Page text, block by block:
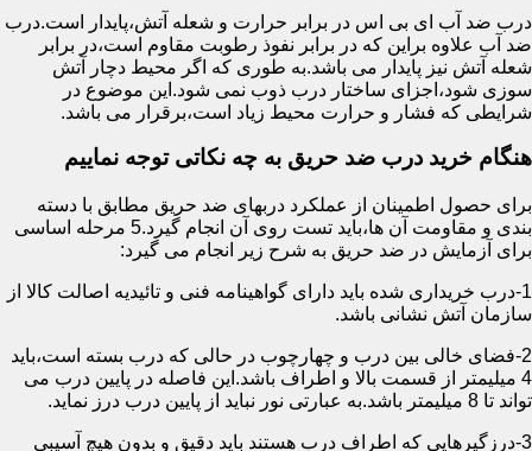
درب ضد آب ای بی اس در برابر حرارت و شعله آتش،پایدار است.درب
ضد آب علاوه براین که در برابر نفوذ رطوبت مقاوم است،در برابر
شعله آتش نیز پایدار می باشد.به طوری که اگر محیط دچار آتش
سوزی شود،اجزای ساختار درب ذوب نمی شود.این موضوع در
شرایطی که فشار و حرارت محیط زیاد است،برقرار می باشد.
هنگام خرید درب ضد حریق به چه نکاتی توجه نماییم
برای حصول اطمینان از عملکرد دربهای ضد حریق مطابق با دسته
بندی و مقاومت آن ها،باید تست روی آن انجام گیرد.5 مرحله اساسی
برای آزمایش در ضد حریق به شرح زیر انجام می گیرد:
1-درب خریداری شده باید دارای گواهینامه فنی و تائیدیه اصالت کالا از
سازمان آتش نشانی باشد.
2-فضای خالی بین درب و چهارچوب در حالی که درب بسته است،باید
4 میلیمتر از قسمت بالا و اطراف باشد.این فاصله در پایین درب می
تواند تا 8 میلیمتر باشد.به عبارتی نور نباید از پایین درب درز نماید.
3-درزگیرهایی که اطراف درب هستند باید دقیق و بدون هیچ آسیبی